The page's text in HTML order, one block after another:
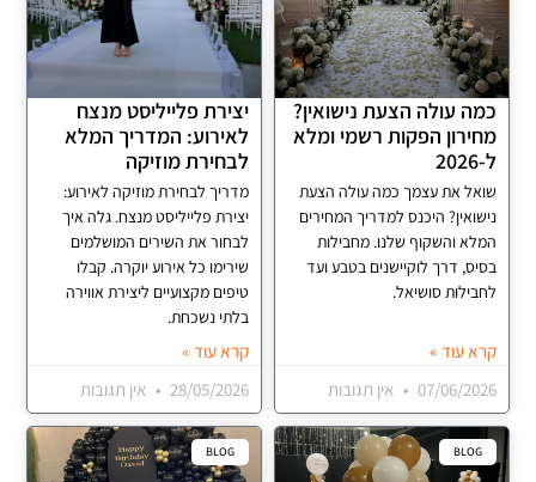
כמה עולה הצעת נישואין?
מחירון הפקות רשמי ומלא
ל-2026
שואל את עצמך כמה עולה הצעת
נישואין? היכנס למדריך המחירים
המלא והשקוף שלנו. מחבילות
בסיס, דרך לוקיישנים בטבע ועד
לחבילות סושיאל.
קרא עוד »
07/06/2026
אין תגובות
יצירת פלייליסט מנצח
לאירוע: המדריך המלא
לבחירת מוזיקה
מדריך לבחירת מוזיקה לאירוע:
יצירת פלייליסט מנצח. גלה איך
לבחור את השירים המושלמים
שירימו כל אירוע יוקרה. קבלו
טיפים מקצועיים ליצירת אווירה
בלתי נשכחת.
קרא עוד »
28/05/2026
אין תגובות
BLOG
BLOG